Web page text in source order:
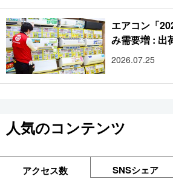
エアコン「
み需要増 : 出
2026.07.25
人気のコンテンツ
アクセス数 SNSシェア